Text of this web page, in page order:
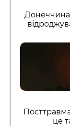
Донеччина
це